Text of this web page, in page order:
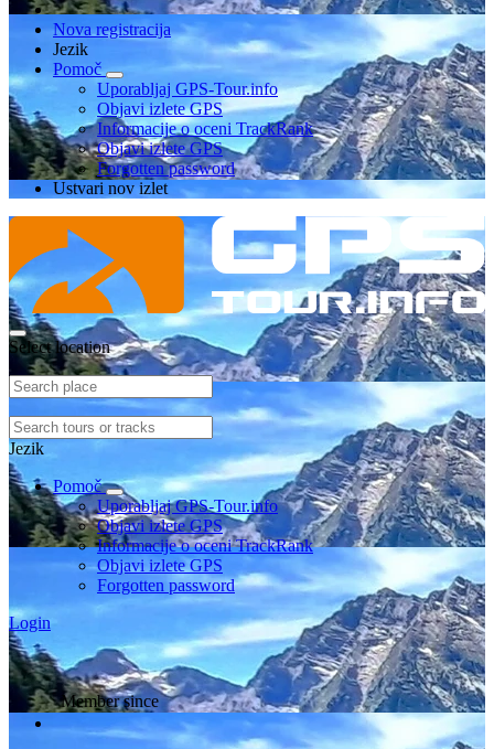
Nova registracija
Jezik
Pomoč
Uporabljaj GPS-Tour.info
Objavi izlete GPS
Informacije o oceni TrackRank
Objavi izlete GPS
Forgotten password
Ustvari nov izlet
Select location
Jezik
Pomoč
Uporabljaj GPS-Tour.info
Objavi izlete GPS
Informacije o oceni TrackRank
Objavi izlete GPS
Forgotten password
Login
Member since